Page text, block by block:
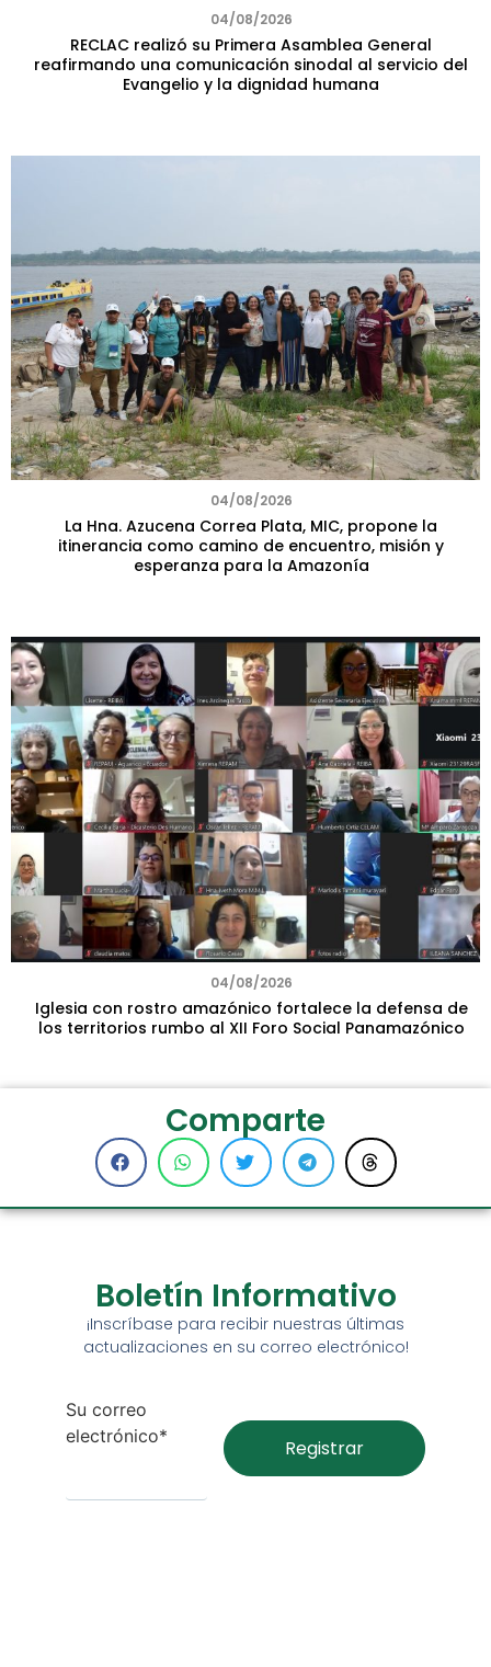
04/08/2026
RECLAC realizó su Primera Asamblea General
reafirmando una comunicación sinodal al servicio del
Evangelio y la dignidad humana
04/08/2026
La Hna. Azucena Correa Plata, MIC, propone la
itinerancia como camino de encuentro, misión y
esperanza para la Amazonía
04/08/2026
Iglesia con rostro amazónico fortalece la defensa de
los territorios rumbo al XII Foro Social Panamazónico
Comparte
Boletín Informativo
¡Inscríbase para recibir nuestras últimas
actualizaciones en su correo electrónico!
Su correo
electrónico*